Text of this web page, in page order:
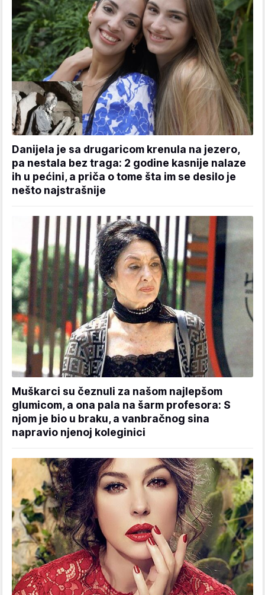
Danijela je sa drugaricom krenula na jezero,
pa nestala bez traga: 2 godine kasnije nalaze
ih u pećini, a priča o tome šta im se desilo je
nešto najstrašnije
Muškarci su čeznuli za našom najlepšom
glumicom, a ona pala na šarm profesora: S
njom je bio u braku, a vanbračnog sina
napravio njenoj koleginici